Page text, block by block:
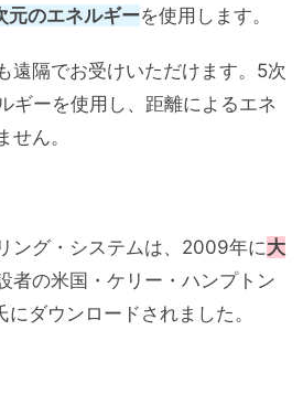
元のエネルギーを使用します。
遠隔でお受けいただけます。5次
ギーを使用し、距離によるエネ
せん。
ング・システムは、2009年に大
者の米国・ケリー・ハンプトン
にダウンロードされました。